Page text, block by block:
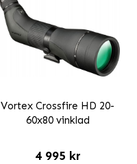
Vortex Crossfire HD 20-
60x80 vinklad
4 995 kr